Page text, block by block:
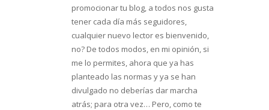
promocionar tu blog, a todos nos gusta
tener cada día más seguidores,
cualquier nuevo lector es bienvenido,
no? De todos modos, en mi opinión, si
me lo permites, ahora que ya has
planteado las normas y ya se han
divulgado no deberías dar marcha
atrás; para otra vez… Pero, como te